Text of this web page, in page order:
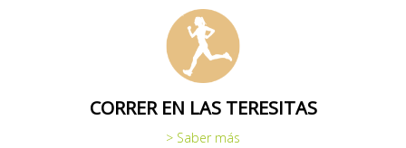
CORRER EN LAS TERESITAS
> Saber más